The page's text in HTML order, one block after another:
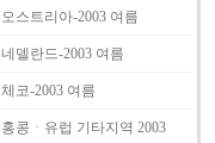
오스트리아-2003 여름
네델란드-2003 여름
체코-2003 여름
홍콩ㆍ유럽 기타지역 2003